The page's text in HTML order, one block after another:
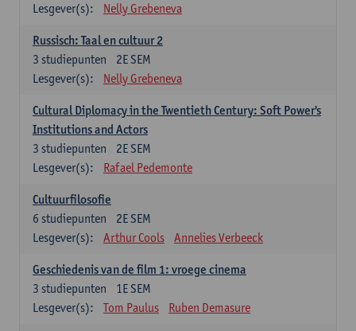
Lesgever(s):
Nelly Grebeneva
Russisch: Taal en cultuur 2
2E SEM
3 studiepunten
Lesgever(s):
Nelly Grebeneva
Cultural Diplomacy in the Twentieth Century: Soft Power's
Institutions and Actors
2E SEM
3 studiepunten
Lesgever(s):
Rafael Pedemonte
Cultuurfilosofie
2E SEM
6 studiepunten
Lesgever(s):
Arthur Cools Annelies Verbeeck
Geschiedenis van de film 1: vroege cinema
1E SEM
3 studiepunten
Lesgever(s):
Tom Paulus Ruben Demasure